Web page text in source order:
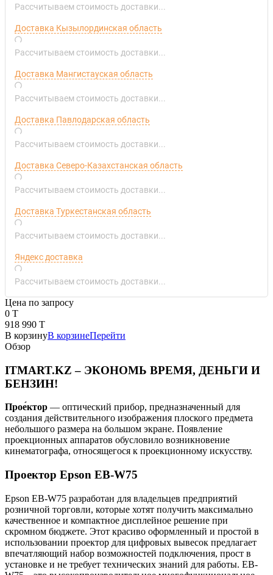
Рассчитываем стоимость доставки...
Доставка Кызылординская область
Рассчитываем стоимость доставки...
Доставка Мангистауская область
Рассчитываем стоимость доставки...
Доставка Павлодарская область
Рассчитываем стоимость доставки...
Доставка Северо-Казахстанская область
Рассчитываем стоимость доставки...
Доставка Туркестанская область
Рассчитываем стоимость доставки...
Яндекс доставка
Рассчитываем стоимость доставки...
Цена по запросу
0 T
918 990 T
В корзинуВ корзинеПерейти
Обзор
ITMART.KZ – ЭКОНОМЬ ВРЕМЯ, ДЕНЬГИ И
БЕНЗИН!
Прое́ктор — оптический прибор, предназначенный для
создания действительного изображения плоского предмета
небольшого размера на большом экране. Появление
проекционных аппаратов обусловило возникновение
кинематографа, относящегося к проекционному искусству.
Проектор Epson EB-W75
Epson EB-W75 разработан для владельцев предприятий
розничной торговли, которые хотят получить максимально
качественное и компактное дисплейное решение при
скромном бюджете. Этот красиво оформленный и простой в
использовании проектор для цифровых вывесок предлагает
впечатляющий набор возможностей подключения, прост в
установке и не требует технических знаний для работы. EB-